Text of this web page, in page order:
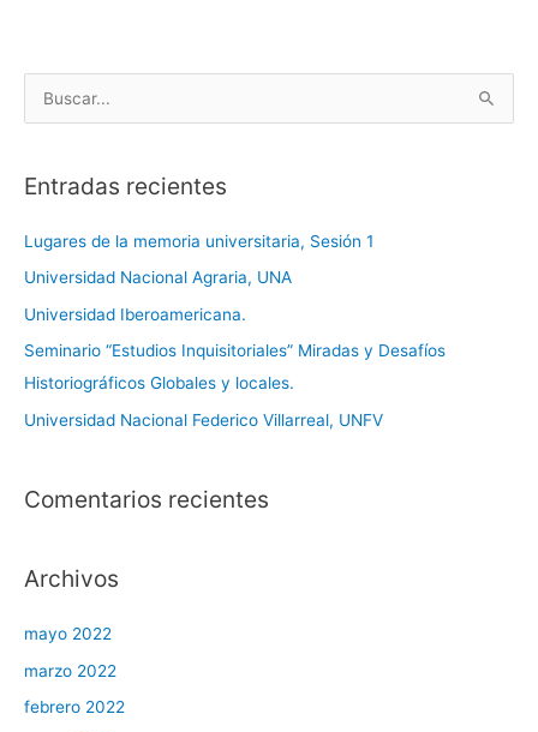
c
a
r
:
Entradas recientes
Lugares de la memoria universitaria, Sesión 1
Universidad Nacional Agraria, UNA
Universidad Iberoamericana.
Seminario “Estudios Inquisitoriales” Miradas y Desafíos
Historiográficos Globales y locales.
Universidad Nacional Federico Villarreal, UNFV
Comentarios recientes
Archivos
mayo 2022
marzo 2022
febrero 2022